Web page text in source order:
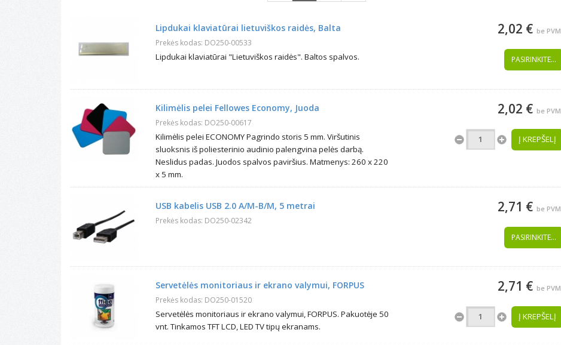
Nešiojamų kompiuterių priedai
Planšetinių kompiuterių priedai
Kompiuterių priežiūros
Dokumentų laikikliai
Kabeliai ir adapteriai
USB įrenginiai
Monitorių stovai
Lipdukai klaviatūrai lietuviškos raidės, Balta
Prekės kodas: DO250-00533
Lipdukai klaviatūrai "Lietuviškos raidės". Baltos spalvos.
2,02 € be PVM
PASIRINKITE...
Kilimėlis pelei Fellowes Economy, Juoda
Prekės kodas: DO250-00617
Kilimėlis pelei ECONOMY Pagrindo storis 5 mm. Viršutinis
sluoksnis iš poliesterinio audinio palengvina pelės darbą.
Neslidus padas. Juodos spalvos paviršius. Matmenys: 260 x 220
x 5 mm.
2,02 € be PVM
Į KREPŠELĮ
USB kabelis USB 2.0 A/M-B/M, 5 metrai
Prekės kodas: DO250-02342
2,71 € be PVM
PASIRINKITE...
Servetėlės monitoriaus ir ekrano valymui, FORPUS
Prekės kodas: DO250-01520
Servetėlės monitoriaus ir ekrano valymui, FORPUS. Pakuotėje 50
vnt. Tinkamos TFT LCD, LED TV tipų ekranams.
2,71 € be PVM
Į KREPŠELĮ